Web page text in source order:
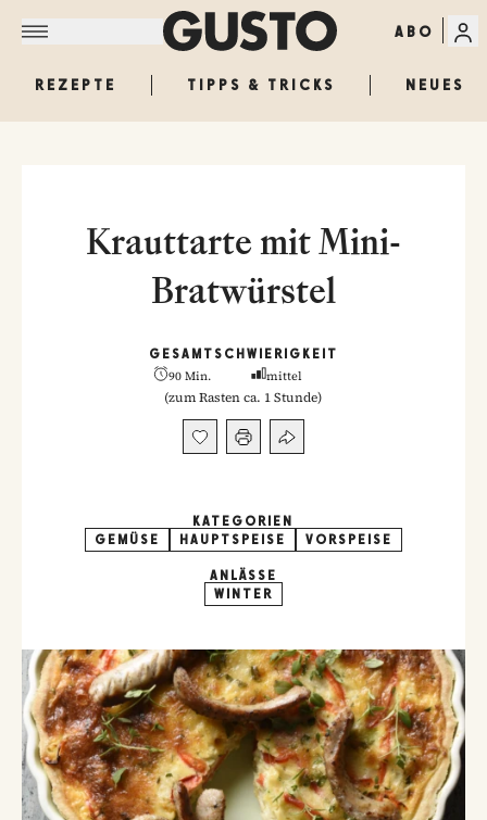
ABO
REZEPTE TIPPS & TRICKS NEUES
Krauttarte mit Mini-
Bratwürstel
GESAMT
90 Min.
SCHWIERIGKEIT
mittel
(zum Rasten ca. 1 Stunde)
KATEGORIEN
GEMÜSE
HAUPTSPEISE VORSPEISE
ANLÄSSE
WINTER